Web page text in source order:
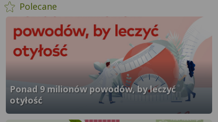
Polecane
Ponad 9 milionów powodów, by leczyć
otyłość